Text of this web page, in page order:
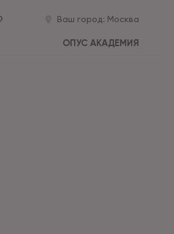
Ваш город: Москва
ОПУС АКАДЕМИЯ